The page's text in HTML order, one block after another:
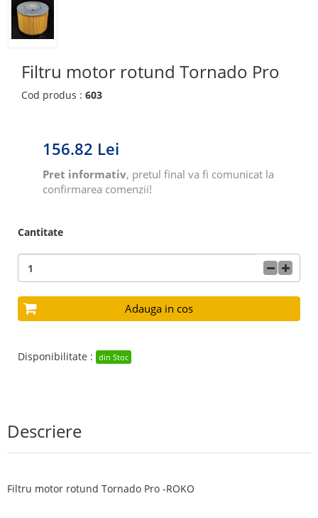
Filtru motor rotund Tornado Pro
Cod produs : 603
156.82 Lei
Pret informativ, pretul final va fi comunicat la
confirmarea comenzii!
Cantitate
Adauga in cos
Disponibilitate : din Stoc
Descriere
Filtru motor rotund Tornado Pro -ROKO